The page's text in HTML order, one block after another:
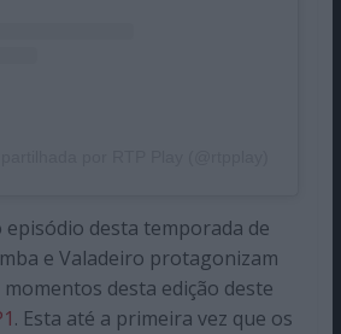
desta temporada de
e Valadeiro protagonizam
desta edição deste
. Esta até a primeira vez que os